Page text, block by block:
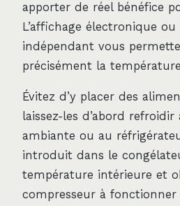
apporter de réel bénéfice
L’affichage électronique
indépendant vous
précisément la
Évitez d’y placer des
laissez-les d’abord
ambiante ou au
introduit dans le
température intérieure et
compresseur à